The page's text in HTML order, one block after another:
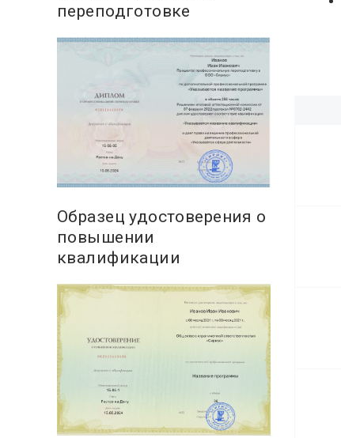
переподготовке
Образец удостоверения о
повышении
квалификации